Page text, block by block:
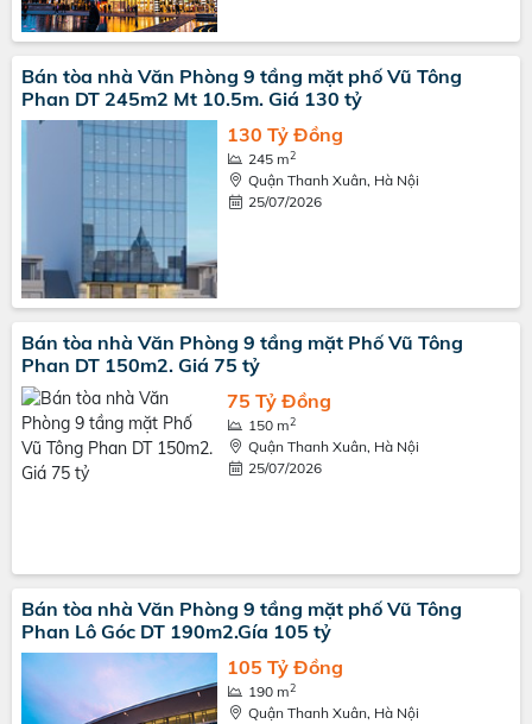
Bán tòa nhà Văn Phòng 9 tầng mặt phố Vũ Tông
Phan DT 245m2 Mt 10.5m. Giá 130 tỷ
130 Tỷ Đồng
245 m2
Quận Thanh Xuân, Hà Nội
25/07/2026
Bán tòa nhà Văn Phòng 9 tầng mặt Phố Vũ Tông
Phan DT 150m2. Giá 75 tỷ
75 Tỷ Đồng
150 m2
Quận Thanh Xuân, Hà Nội
25/07/2026
Bán tòa nhà Văn Phòng 9 tầng mặt phố Vũ Tông
Phan Lô Góc DT 190m2.Gía 105 tỷ
105 Tỷ Đồng
190 m2
Quận Thanh Xuân, Hà Nội